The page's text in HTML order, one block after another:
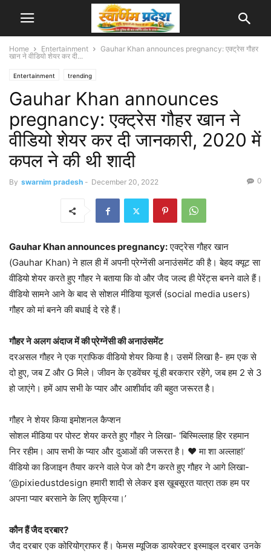
Home Entertainment
Gauhar Khan announces pregnancy: एक्ट्रेस गौहर
खान ने वीडियो शेयर कर दी...
Entertainment trending
Gauhar Khan announces
pregnancy: एक्ट्रेस गौहर खान ने
वीडियो शेयर कर दी जानकारी, 2020 में
कपल ने की थी शादी
By swarnim pradesh - December 20, 2022 0
Gauhar Khan announces pregnancy:एक्ट्रेस गौहर खान
(Gauhar Khan) ने हाल ही में अपनी प्रेग्नेंसी अनाउंसमेंट की है। बेहद क्यूट सा
वीडियो शेयर करते हुए गौहर ने बताया कि वो और जैद जल्द ही पेरेंट्स बनने वाले हैं।
वीडियो सामने आने के बाद से सोशल मीडिया यूजर्स (social media users)
गौहर को मां बनने की बधाई दे रहे हैं।
गौहर ने अलग अंदाज में की प्रेग्नेंसी की अनाउंसमेंट
दरअसल गौहर ने एक ग्राफिक वीडियो शेयर किया है। उसमें लिखा है- हम एक से
दो हुए, जब Z और G मिले। जीवन के एडवेंचर यूं ही बरकरार रहेंगे, जब हम 2 से 3
हो जाएंगे। हमें आप सभी के प्यार और आशीर्वाद की बहुत जरूरत है।
गौहर ने शेयर किया इमोशनल कैप्शन
सोशल मीडिया पर पोस्ट शेयर करते हुए गौहर ने लिखा- ‘बिस्मिल्लाह हिर रहमान
निर रहीम। आप सभी के प्यार और दुआओं की जरूरत है। ♥️ मा शा अल्लाह!’
वीडियो का डिजाइन तैयार करने वाले पेज को टैग करते हुए गौहर ने आगे लिखा-
‘@pixiedustdesign हमारी शादी से लेकर इस ख़ूबसूरत यात्रा तक हम पर
अपना प्यार बरसाने के लिए शुक्रिया।’
कौन हैं जैद दरबार?
जैद दरबार एक कोरियोग्राफर हैं। फेमस म्यूजिक डायरेक्टर इस्माइल दरबार उनके